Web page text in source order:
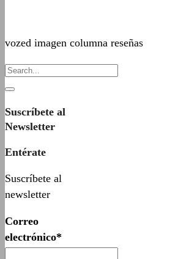
vozed imagen columna reseñas
Suscríbete al
Newsletter
Entérate
Suscríbete al
newsletter
Correo
electrónico*